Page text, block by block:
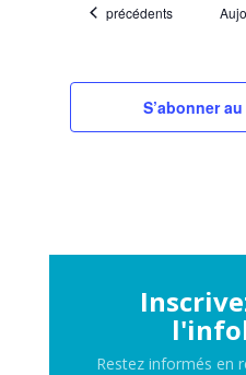
Évènements
précédents
S’abonner
Restez informés en